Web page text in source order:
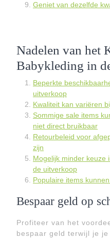
Geniet van dezelfde
Nadelen van het
Babykleding in
Beperkte
uitverkoop
Kwaliteit kan variëren
Sommige sale items
niet direct bruikbaar
Retourbeleid voor
zijn
Mogelijk minder keuze
de uitverkoop
Populaire items
Bespaar geld op
Profiteer van het
bespaar geld terwijl je